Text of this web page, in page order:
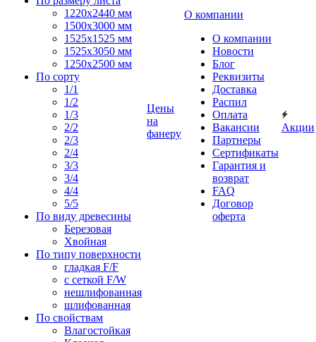
1220х2440 мм
1500х3000 мм
1525x1525 мм
1525х3050 мм
1250х2500 мм
По сорту
1/1
1/2
1/3
2/2
2/3
2/4
3/3
3/4
4/4
5/5
По виду древесины
Березовая
Хвойная
По типу поверхности
гладкая F/F
с сеткой F/W
нешлифованная
шлифованная
По свойствам
Влагостойкая
Цены
на
фанеру
О компании
О компании
Новости
Блог
Реквизиты
Доставка
Распил
Оплата
Вакансии
Партнеры
Сертификаты
Гарантия и
возврат
FAQ
Договор
оферта
Акции